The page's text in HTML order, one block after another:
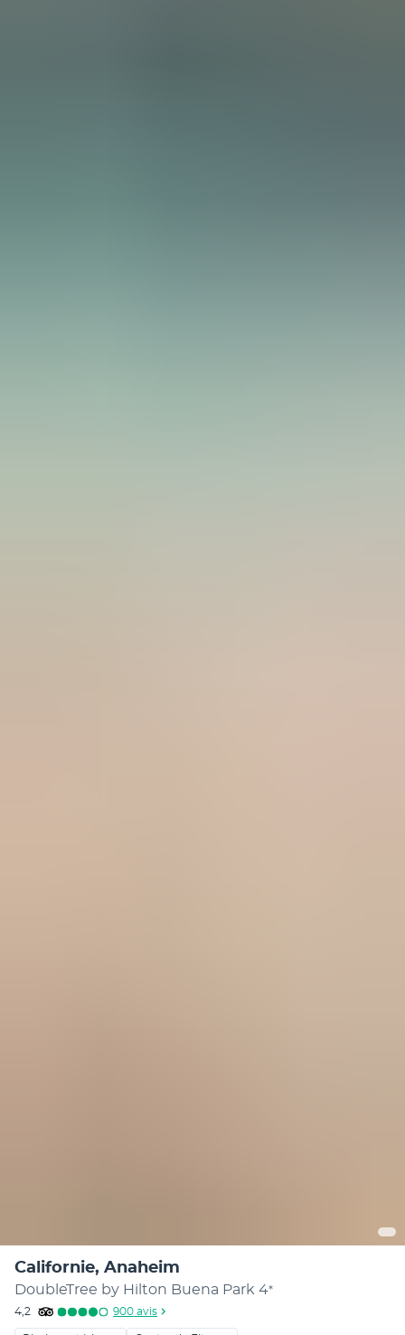
Californie, Anaheim
DoubleTree by Hilton Buena Park 4*
4,2 900 avis